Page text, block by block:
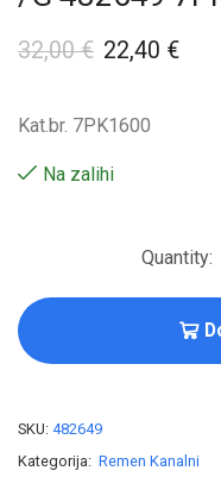
32,00€ 22,40 €
Kat.br. 7PK1600
Na zalihi
SKU: 482649
Kategorija: Remen Kanalni